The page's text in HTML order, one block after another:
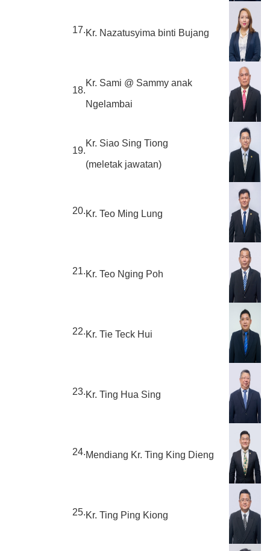
17.Kr. Nazatusyima binti Bujang
18.
Kr. Sami @ Sammy anak
Ngelambai
19.
Kr. Siao Sing Tiong
(meletak jawatan)
20.Kr. Teo Ming Lung
21.Kr. Teo Nging Poh
22.Kr. Tie Teck Hui
23.Kr. Ting Hua Sing
24.Mendiang Kr. Ting King Dieng
25.Kr. Ting Ping Kiong